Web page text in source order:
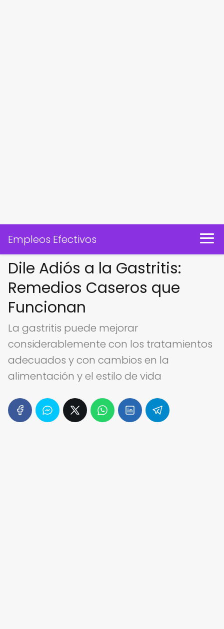
Empleos Efectivos
Dile Adiós a la Gastritis:
Remedios Caseros que
Funcionan
La gastritis puede mejorar
considerablemente con los tratamientos
adecuados y con cambios en la
alimentación y el estilo de vida